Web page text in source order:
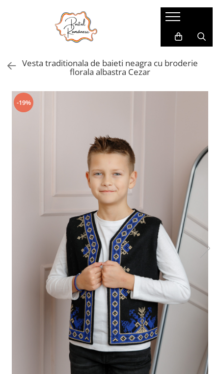
Pijamale Dama Marimi Mari
Pijamale Baieti
Pijamale Fetite
Imbracaminte copii
Imbracaminte Baieti
Vesta traditionala de baieti neagra cu broderie
florala albastra Cezar
-19%